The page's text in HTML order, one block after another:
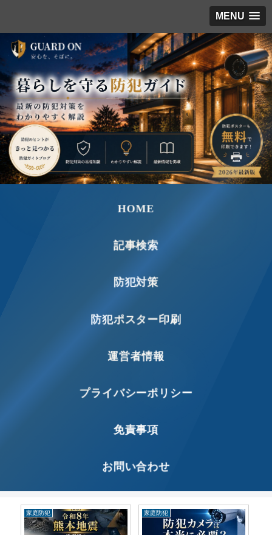
MENU
HOME
記事検索
防犯対策
防犯ポスター印刷
運営者情報
プライバシーポリシー
免責事項
お問い合わせ
特殊詐欺 最新防犯ニュース